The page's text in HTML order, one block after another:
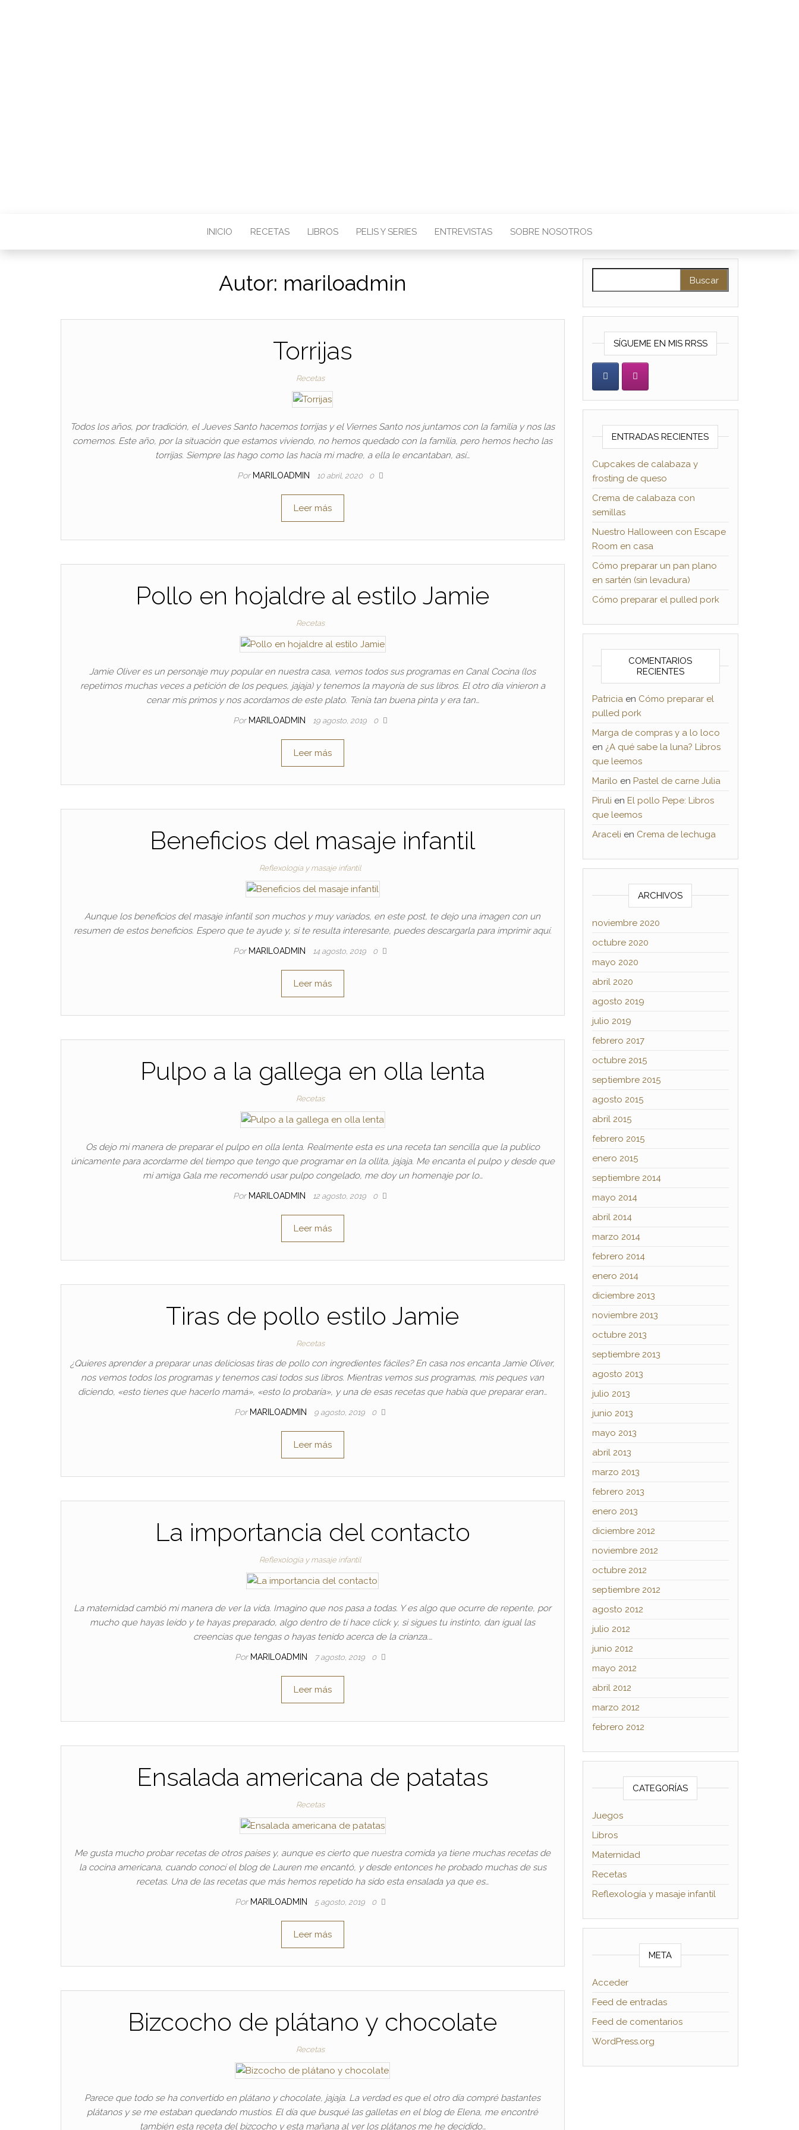
INICIO RECETAS LIBROS PELIS Y SERIES ENTREVISTAS SOBRE NOSOTROS
Autor: mariloadmin
Torrijas
Recetas
Todos los años, por tradición, el Jueves Santo hacemos torrijas y el Viernes Santo nos juntamos con la familia y nos las
comemos. Este año, por la situación que estamos viviendo, no hemos quedado con la familia, pero hemos hecho las
torrijas. Siempre las hago como las hacía mi madre, a ella le encantaban, así…
Por MARILOADMIN 10 abril, 2020 0
Leer más
Pollo en hojaldre al estilo Jamie
Recetas
Jamie Oliver es un personaje muy popular en nuestra casa, vemos todos sus programas en Canal Cocina (los
repetimos muchas veces a petición de los peques, jajaja) y tenemos la mayoría de sus libros. El otro día vinieron a
cenar mis primos y nos acordamos de este plato. Tenía tan buena pinta y era tan…
Por MARILOADMIN 19 agosto, 2019 0
Leer más
Beneficios del masaje infantil
Reflexología y masaje infantil
Aunque los beneficios del masaje infantil son muchos y muy variados, en este post, te dejo una imagen con un
resumen de estos beneficios. Espero que te ayude y, si te resulta interesante, puedes descargarla para imprimir aquí.
Por MARILOADMIN 14 agosto, 2019 0
Leer más
Pulpo a la gallega en olla lenta
Recetas
Os dejo mi manera de preparar el pulpo en olla lenta. Realmente esta es una receta tan sencilla que la publico
únicamente para acordarme del tiempo que tengo que programar en la ollita, jajaja. Me encanta el pulpo y desde que
mi amiga Gala me recomendó usar pulpo congelado, me doy un homenaje por lo…
Por MARILOADMIN 12 agosto, 2019 0
Leer más
Tiras de pollo estilo Jamie
Recetas
¿Quieres aprender a preparar unas deliciosas tiras de pollo con ingredientes fáciles? En casa nos encanta Jamie Oliver,
nos vemos todos los programas y tenemos casi todos sus libros. Mientras vemos sus programas, mis peques van
diciendo, «esto tienes que hacerlo mamá», «esto lo probaría», y una de esas recetas que había que preparar eran…
Por MARILOADMIN 9 agosto, 2019 0
Leer más
La importancia del contacto
Reflexología y masaje infantil
La maternidad cambió mi manera de ver la vida. Imagino que nos pasa a todas. Y es algo que ocurre de repente, por
mucho que hayas leído y te hayas preparado, algo dentro de tí hace click y, si sigues tu instinto, dan igual las
creencias que tengas o hayas tenido acerca de la crianza.…
Por MARILOADMIN 7 agosto, 2019 0
Leer más
Ensalada americana de patatas
Recetas
Me gusta mucho probar recetas de otros países y, aunque es cierto que nuestra comida ya tiene muchas recetas de
la cocina americana, cuando conocí el blog de Lauren me encantó, y desde entonces he probado muchas de sus
recetas. Una de las recetas que más hemos repetido ha sido esta ensalada ya que es…
Por MARILOADMIN 5 agosto, 2019 0
Leer más
Bizcocho de plátano y chocolate
Recetas
Parece que todo se ha convertido en plátano y chocolate, jajaja. La verdad es que el otro día compré bastantes
plátanos y se me estaban quedando mustios. El día que busqué las galletas en el blog de Elena, me encontré
también esta receta del bizcocho y esta mañana al ver los plátanos me he decidido…
SÍGUEME EN MIS RRSS
ENTRADAS RECIENTES
Cupcakes de calabaza y
frosting de queso
Crema de calabaza con
semillas
Nuestro Halloween con Escape
Room en casa
Cómo preparar un pan plano
en sartén (sin levadura)
Cómo preparar el pulled pork
COMENTARIOS
RECIENTES
Patriciaen Cómo preparar el
pulled pork
Marga de compras y a lo loco
en ¿A qué sabe la luna? Libros
que leemos
Marilo en Pastel de carne Julia
Piruli en El pollo Pepe: Libros
que leemos
Araceli en Crema de lechuga
ARCHIVOS
noviembre 2020
octubre 2020
mayo 2020
abril 2020
agosto 2019
julio 2019
febrero 2017
octubre 2015
septiembre 2015
agosto 2015
abril 2015
febrero 2015
enero 2015
septiembre 2014
mayo 2014
abril 2014
marzo 2014
febrero 2014
enero 2014
diciembre 2013
noviembre 2013
octubre 2013
septiembre 2013
agosto 2013
julio 2013
junio 2013
mayo 2013
abril 2013
marzo 2013
febrero 2013
enero 2013
diciembre 2012
noviembre 2012
octubre 2012
septiembre 2012
agosto 2012
julio 2012
junio 2012
mayo 2012
abril 2012
marzo 2012
febrero 2012
CATEGORÍAS
Juegos
Libros
Maternidad
Recetas
Reflexología y masaje infantil
META
Acceder
Feed de entradas
Feed de comentarios
WordPress.org